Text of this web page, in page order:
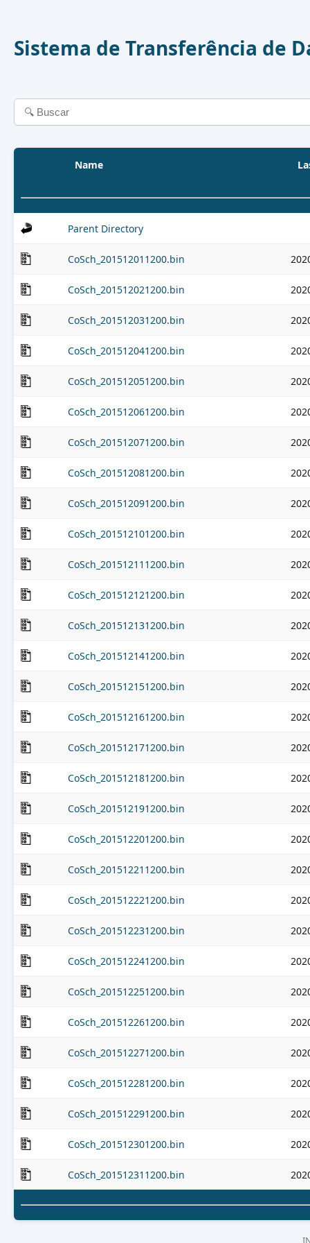
Sistema de Transferência de
Name
Parent Directory
CoSch_201512011200.bin
CoSch_201512021200.bin
CoSch_201512031200.bin
CoSch_201512041200.bin
CoSch_201512051200.bin
CoSch_201512061200.bin
CoSch_201512071200.bin
CoSch_201512081200.bin
CoSch_201512091200.bin
CoSch_201512101200.bin
CoSch_201512111200.bin
CoSch_201512121200.bin
CoSch_201512131200.bin
CoSch_201512141200.bin
CoSch_201512151200.bin
CoSch_201512161200.bin
CoSch_201512171200.bin
CoSch_201512181200.bin
CoSch_201512191200.bin
CoSch_201512201200.bin
CoSch_201512211200.bin
CoSch_201512221200.bin
CoSch_201512231200.bin
CoSch_201512241200.bin
CoSch_201512251200.bin
CoSch_201512261200.bin
CoSch_201512271200.bin
CoSch_201512281200.bin
CoSch_201512291200.bin
CoSch_201512301200.bin
CoSch_201512311200.bin